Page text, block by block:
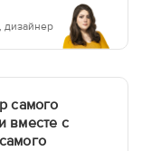
дизайнер
самого
вместе с